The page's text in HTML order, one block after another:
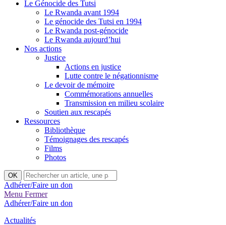
Le Génocide des Tutsi
Le Rwanda avant 1994
Le génocide des Tutsi en 1994
Le Rwanda post-génocide
Le Rwanda aujourd’hui
Nos actions
Justice
Actions en justice
Lutte contre le négationnisme
Le devoir de mémoire
Commémorations annuelles
Transmission en milieu scolaire
Soutien aux rescapés
Ressources
Bibliothèque
Témoignages des rescapés
Films
Photos
Rechercher
:
OK
Adhérer/Faire un don
Menu Fermer
Adhérer/Faire un don
Actualités